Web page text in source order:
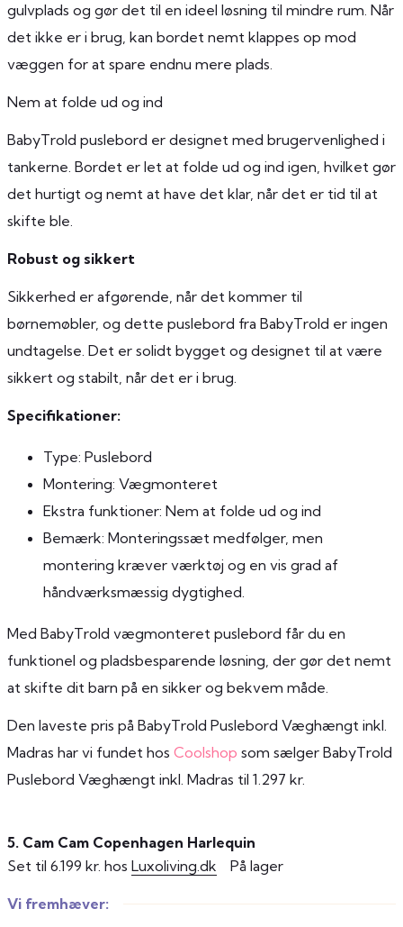
gulvplads og gør det til en ideel løsning til mindre rum. Når
det ikke er i brug, kan bordet nemt klappes op mod
væggen for at spare endnu mere plads.
Nem at folde ud og ind
BabyTrold puslebord er designet med brugervenlighed i
tankerne. Bordet er let at folde ud og ind igen, hvilket gør
det hurtigt og nemt at have det klar, når det er tid til at
skifte ble.
Robust og sikkert
Sikkerhed er afgørende, når det kommer til
børnemøbler, og dette puslebord fra BabyTrold er ingen
undtagelse. Det er solidt bygget og designet til at være
sikkert og stabilt, når det er i brug.
Specifikationer:
Type: Puslebord
Montering: Vægmonteret
Ekstra funktioner: Nem at folde ud og ind
Bemærk: Monteringssæt medfølger, men
montering kræver værktøj og en vis grad af
håndværksmæssig dygtighed.
Med BabyTrold vægmonteret puslebord får du en
funktionel og pladsbesparende løsning, der gør det nemt
at skifte dit barn på en sikker og bekvem måde.
Den laveste pris på BabyTrold Puslebord Væghængt inkl.
Madras har vi fundet hos Coolshop som sælger BabyTrold
Puslebord Væghængt inkl. Madras til 1.297 kr.
5. Cam Cam Copenhagen Harlequin
Set til 6.199 kr. hos Luxoliving.dk På lager
Vi fremhæver: